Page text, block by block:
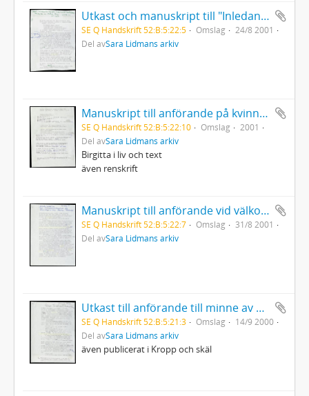
Utkast och manuskript till "Inledande ord före Sven David Sandströms musik till en Mölna-Elegi" på Slottet
SE Q Handskrift 52:B:5:22:5 Omslag
24/8 2001
Del avSara Lidmans arkiv
Manuskript till anförande på kvinnliga litteraturvetares konferens med Birgitta Holms 65-års dag som anledning för semenariet
SE Q Handskrift 52:B:5:22:10 Omslag
2001
Del avSara Lidmans arkiv
Birgitta i liv och text
även renskrift
Manuskript till anförande vid välkomstceremoni för lärarhögskolans första årskurs (Aula Nordica, Umeå)
SE Q Handskrift 52:B:5:22:7 Omslag
31/8 2001
Del avSara Lidmans arkiv
Utkast till anförande till minne av Göran Tunström "Göran Tunströms andra hjärna" Musikhögskolan Göteborg
SE Q Handskrift 52:B:5:21:3 Omslag
14/9 2000
Del avSara Lidmans arkiv
även publicerat i Kropp och skäl